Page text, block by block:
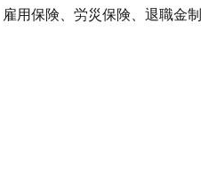
用保険、労災保険、退職金